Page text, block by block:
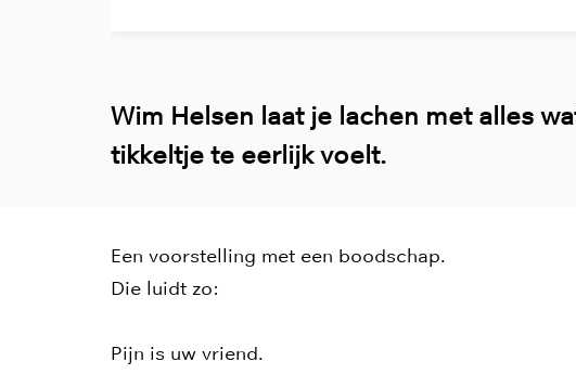
Wim Helsen laat je lachen met alles
tikkeltje te eerlijk voelt.
Een voorstelling met een boodschap.
Die luidt zo:
Pijn is uw vriend.